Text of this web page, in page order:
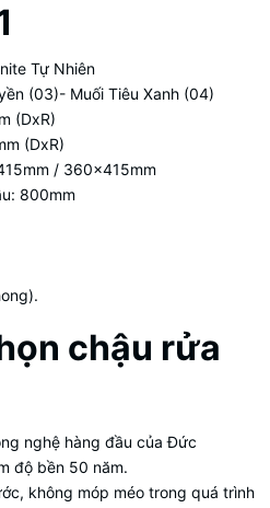
Tự Nhiên
(03)- Muối Tiêu Xanh (04)
(DxR)
(DxR)
/ 360x415mm
800mm
chậu rửa
nghệ hàng đầu của Đức
độ bền 50 năm.
không móp méo trong quá trình